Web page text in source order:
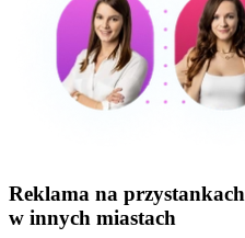
Reklama na przystankach
w innych miastach